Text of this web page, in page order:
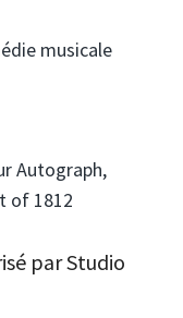
musicale
Autograph,
of 1812
par Studio